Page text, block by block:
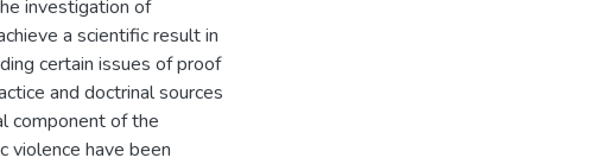
investigation of
a scientific result in
certain issues of proof
and doctrinal sources
component of the
violence have been